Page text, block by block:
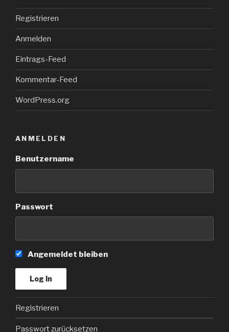
Registrieren
Anmelden
Eintrags-Feed
Kommentar-Feed
WordPress.org
ANMELDEN
Benutzername
Passwort
Angemeldet bleiben
Registrieren
Passwort zurücksetzen